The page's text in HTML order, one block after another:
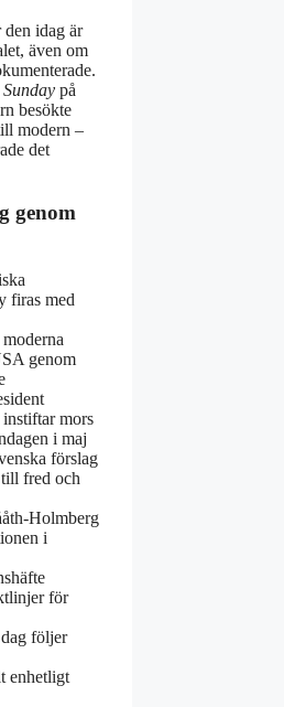
idag är
även om
på
besökte
modern –
det
genom
firas med
genom
mors
i maj
förslag
fred och
Holmberg
i
för
följer
enhetligt